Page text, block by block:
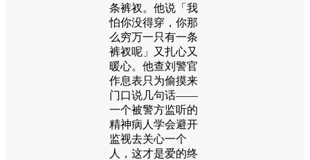
条裤衩。他说「我
怕你没得穿，你那
么穷万一只有一条
裤衩呢」又扎心又
暖心。他查刘警官
作息表只为偷摸来
门口说几句话——
一个被警方监听的
精神病人学会避开
监视去关心一个
人，这才是爱的终